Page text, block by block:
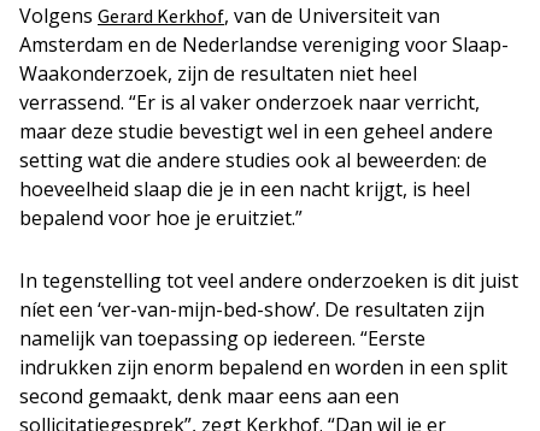
Volgens Gerard Kerkhof, van de Universiteit van
Amsterdam en de Nederlandse vereniging voor Slaap-
Waakonderzoek, zijn de resultaten niet heel
verrassend. “Er is al vaker onderzoek naar verricht,
maar deze studie bevestigt wel in een geheel andere
setting wat die andere studies ook al beweerden: de
hoeveelheid slaap die je in een nacht krijgt, is heel
bepalend voor hoe je eruitziet.”
In tegenstelling tot veel andere onderzoeken is dit juist
níet een ‘ver-van-mijn-bed-show’. De resultaten zijn
namelijk van toepassing op iedereen. “Eerste
indrukken zijn enorm bepalend en worden in een split
second gemaakt, denk maar eens aan een
sollicitatiegesprek”, zegt Kerkhof. “Dan wil je er